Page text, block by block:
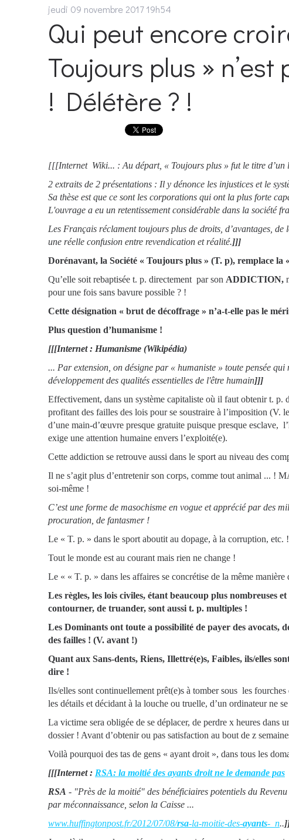
jeudi 09 novembre 2017 19h54
Qui peut encore
Toujours plus »
! Délétère ? !
[[[Internet Wiki... : Au départ, « Toujours plus » fut le titre d’un
2 extraits de 2 présentations : Il y dénonce les injustices et le
Sa thèse est que ce sont les corporations qui ont la plus forte
L'ouvrage a eu un retentissement considérable dans la société
Les Français réclament toujours plus de droits, d’avantages,
une réelle confusion entre revendication et réalité.]]]
Dorénavant, la Société « Toujours plus » (T. p), remplace la
Qu’elle soit rebaptisée t. p. directement par son ADDICTION,
pour une fois sans bavure possible ? !
Cette désignation « brut de décoffrage » n’a-t-elle pas le
Plus question d’humanisme !
[[[Internet : Humanisme (Wikipédia)
... Par extension, on désigne par « humaniste » toute pensée
développement des qualités essentielles de l'être humain]]]
Effectivement, dans un système capitaliste où il faut obtenir t. p.
profitant des failles des lois pour se soustraire à l’imposition (V.
d’une main-d’œuvre presque gratuite puisque presque esclave,
exige une attention humaine envers l’exploité(e).
Cette addiction se retrouve aussi dans le sport au niveau des
Il ne s’agit plus d’entretenir son corps, comme tout animal ...
soi-même !
C’est une forme de masochisme en vogue et apprécié par des
procuration, de fantasmer !
Le « T. p. » dans le sport aboutit au dopage, à la corruption, etc. !
Tout le monde est au courant mais rien ne change !
Le « « T. p. » dans les affaires se concrétise de la même manière
Les règles, les lois civiles, étant beaucoup plus nombreuses
contourner, de truander, sont aussi t. p. multiples !
Les Dominants ont toute a possibilité de payer des avocats,
des failles ! (V. avant !)
Quant aux Sans-dents, Riens, Illettré(e)s, Faibles, ils/elles
dire !
Ils/elles sont continuellement prêt(e)s à tomber sous les
les détails et décidant à la louche ou truelle, d’un ordinateur ne
La victime sera obligée de se déplacer, de perdre x heures dans
dossier ! Avant d’obtenir ou pas satisfaction au bout de z
Voilà pourquoi des tas de gens « ayant droit », dans tous les
[[[Internet : RSA: la moitié des ayants droit ne le demande pas
RSA - "Près de la moitié" des bénéficiaires potentiels du
par méconnaissance, selon la Caisse ...
www.huffingtonpost.fr/2012/07/08/rsa-la-moitie-des-ayants-_n..